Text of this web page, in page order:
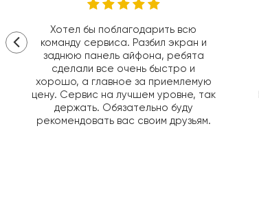
Хотел бы поблагодарить всю
команду сервиса. Разбил экран и
заднюю панель айфона, ребята
сделали все очень быстро и
хорошо, а главное за приемлемую
цену. Сервис на лучшем уровне, так
держать. Обязательно буду
рекомендовать вас своим друзьям.